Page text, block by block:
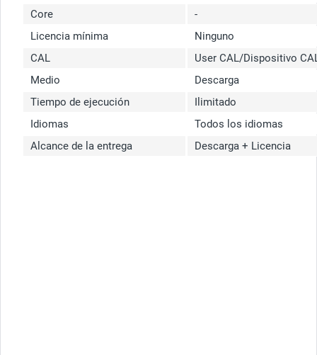
Core
-
Licencia mínima
Ninguno
CAL
User CAL/Dispositivo
Medio
Descarga
Tiempo de ejecución
Ilimitado
Idiomas
Todos los idiomas
Alcance de la entrega
Descarga + Licencia